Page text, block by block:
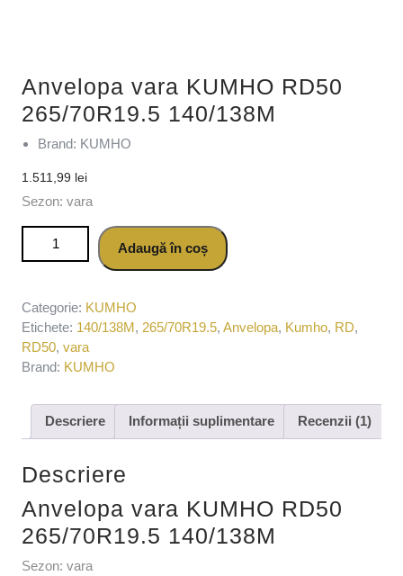
Anvelopa vara KUMHO RD50
265/70R19.5 140/138M
Brand: KUMHO
1.511,99 lei
Sezon: vara
Cantitate Anvelopa vara KUMHO RD50 265/70R19.5
Adaugă în coș
Categorie: KUMHO
Etichete: 140/138M, 265/70R19.5, Anvelopa, Kumho, RD,
RD50, vara
Brand: KUMHO
Descriere Informații suplimentare Recenzii (1)
Descriere
Anvelopa vara KUMHO RD50
265/70R19.5 140/138M
Sezon: vara